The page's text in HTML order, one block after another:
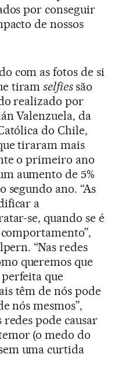
por conseguir
de nossos
com as fotos de si
tiramselfiessão
realizado por
Valenzuela, da
do Chile,
tiraram mais
o primeiro ano
aumento de 5%
ano. “As
a
se, quando se é
“Nas redes
queremos que
que
têm de nós pode
nós mesmos”,
pode causar
(o medo do
uma curtida